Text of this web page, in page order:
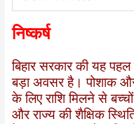
निष्कर्ष
बिहार सरकार की यह
बड़ा अवसर है। पोशाक
के लिए राशि मिलने से बच्चों
और राज्य की शैक्षिक